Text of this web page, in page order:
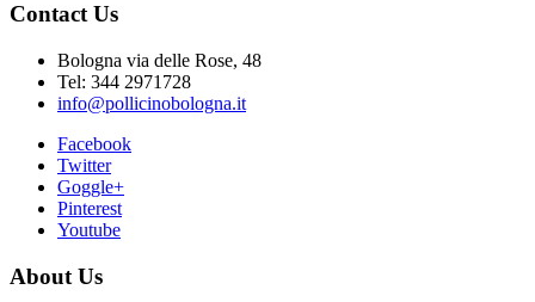
Contact Us
Bologna via delle Rose, 48
Tel: 344 2971728
info@pollicinobologna.it
Facebook
Twitter
Goggle+
Pinterest
Youtube
About Us